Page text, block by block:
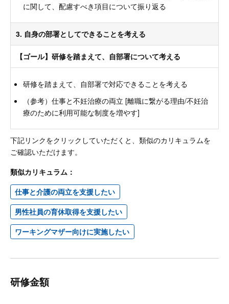
に関して、配慮すべき項目について振り返る
3. 自身の部署としてできることを考える
【ゴール】研修を踏まえて、自部署について考える
研修を踏まえて、自部署で対応できることを考える
（参考）仕事と不妊治療の両立 [離職に繋がる理由/不妊治
療のために利用可能な制度を増やす]
下記リンクをクリックしていただくと、類似のカリキュラムを
ご確認いただけます。
類似カリキュラム：
仕事と介護の両立を支援したい
男性社員の育休取得を支援したい
ワーキングマザー向けに実施したい
研修金額